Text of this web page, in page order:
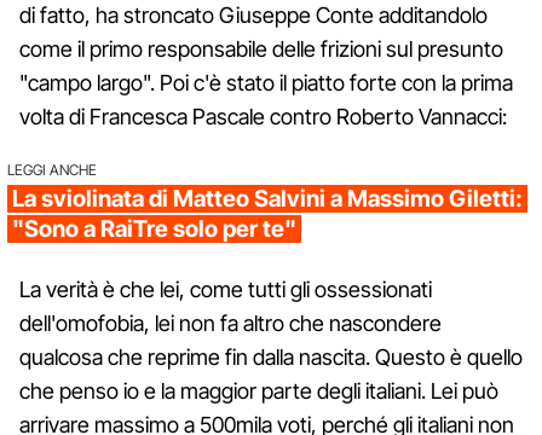
di fatto, ha stroncato Giuseppe Conte additandolo
come il primo responsabile delle frizioni sul presunto
"campo largo". Poi c'è stato il piatto forte con la prima
volta di Francesca Pascale contro Roberto Vannacci:
LEGGI ANCHE
La sviolinata di Matteo Salvini a Massimo Giletti:
"Sono a RaiTre solo per te"
La verità è che lei, come tutti gli ossessionati
dell'omofobia, lei non fa altro che nascondere
qualcosa che reprime fin dalla nascita. Questo è quello
che penso io e la maggior parte degli italiani. Lei può
arrivare massimo a 500mila voti, perché gli italiani non